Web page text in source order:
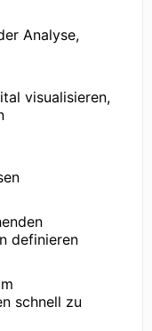
Analyse,
visualisieren,
definieren
schnell zu